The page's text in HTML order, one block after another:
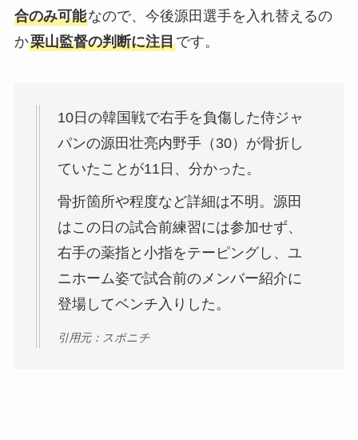
合のみ可能なので、今後源田選手を入れ替えるの
か栗山監督の判断に注目です。
10日の韓国戦で右手を負傷した侍ジャ
パンの源田壮亮内野手（30）が骨折し
ていたことが11日、分かった。
骨折箇所や程度など詳細は不明。源田
はこの日の試合前練習には参加せず、
右手の薬指と小指をテーピングし、ユ
ニホーム姿で試合前のメンバー紹介に
登場してベンチ入りした。
引用元：スポニチ